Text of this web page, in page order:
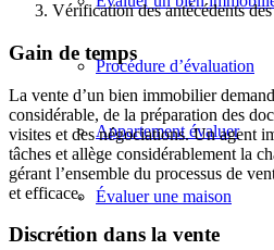
Procédure d’évaluation
Appartement évaluer
Évaluer une maison
Vérification des antécédents
Gain de temps
La vente d’un bien immobilier
considérable, de la préparation des
visites et des négociations. Un agent
tâches et allège considérablement la
gérant l’ensemble du processus de
et efficace.
Discrétion dans la vente